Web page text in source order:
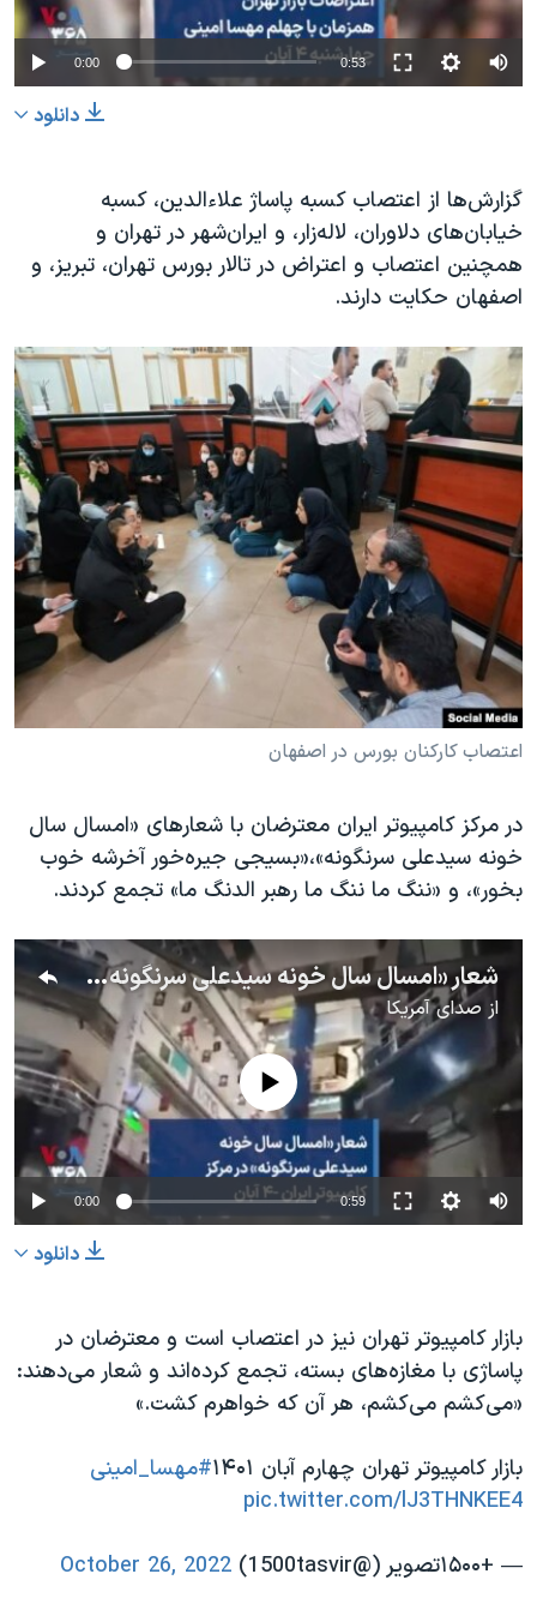
0:00 0:53
دانلود
گزارش‌ها از اعتصاب کسبه پاساژ علاءالدین، کسبه
خیابان‌های دلاوران، لاله‌زار، و ایران‌شهر در تهران و
همچنین اعتصاب و اعتراض در تالار بورس تهران، تبریز، و
اصفهان حکایت دارند.
اعتصاب کارکنان بورس در اصفهان
در مرکز کامپیوتر ایران معترضان با شعارهای «امسال سال
خونه سیدعلی سرنگونه»،‌«بسیجی جیره‌خور آخرشه خوب
بخور»، و «ننگ ما ننگ ما رهبر الدنگ ما» تجمع کردند.
شعار «امسال سال خونه سیدعلی سرنگونه» در مرکز کامپیوتر ایران -۴ آبان
از صدای آمریکا
No media source currently available
0:00 0:59
دانلود
بازار کامپیوتر تهران نیز در اعتصاب است و معترضان در
پاساژی با مغازه‌های بسته، تجمع کرده‌اند و شعار می‌دهند:
«می‌کشم می‌کشم، هر آن که خواهرم کشت.»
بازار کامپیوتر تهران چهارم آبان ۱۴۰۱
#مهسا_امینی
pic.twitter.com/lJ3THNKEE4
— +۱۵۰۰تصویر (@1500tasvir)
October 26, 2022